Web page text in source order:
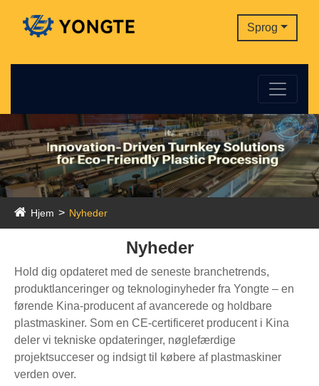
Sprog
Hjem Nyheder
Nyheder
Hold dig opdateret med de seneste branchetrends,
produktlanceringer og teknologinyheder fra Yongte – en
førende Kina-producent af avancerede og holdbare
plastmaskiner. Som en CE-certificeret producent i Kina
deler vi tekniske opdateringer, nøglefærdige
projektsucceser og indsigt til købere af plastmaskiner
verden over.